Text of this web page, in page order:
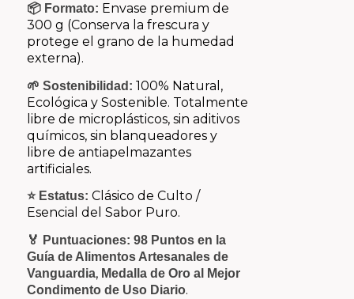
📦 Formato: Envase premium de
300 g (Conserva la frescura y
protege el grano de la humedad
externa).
🌱 Sostenibilidad: 100% Natural,
Ecológica y Sostenible. Totalmente
libre de microplásticos, sin aditivos
químicos, sin blanqueadores y
libre de antiapelmazantes
artificiales.
⭐ Estatus: Clásico de Culto /
Esencial del Sabor Puro.
🏅 Puntuaciones: 98 Puntos en la
Guía de Alimentos Artesanales de
Vanguardia, Medalla de Oro al Mejor
Condimento de Uso Diario.